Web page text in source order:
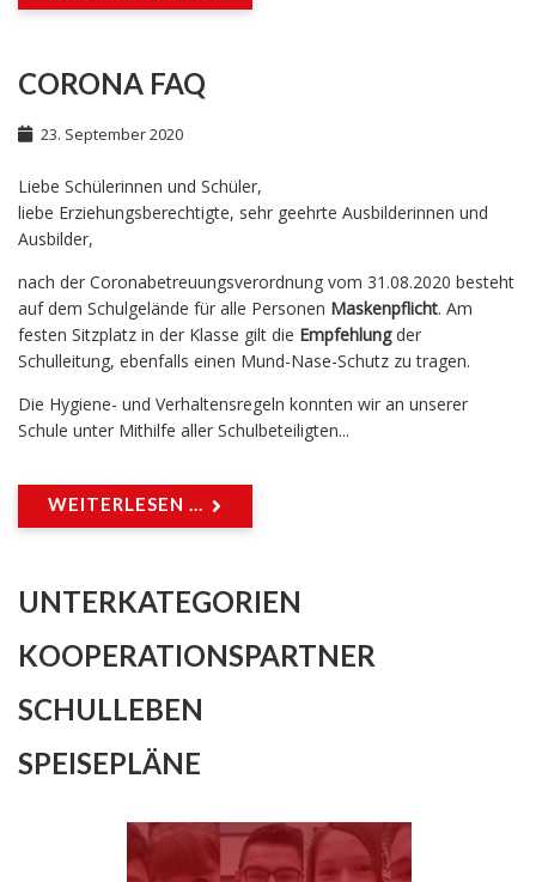
CORONA FAQ
23. September 2020
Liebe Schülerinnen und Schüler,
liebe Erziehungsberechtigte, sehr geehrte Ausbilderinnen und
Ausbilder,
nach der Coronabetreuungsverordnung vom 31.08.2020 besteht
auf dem Schulgelände für alle Personen Maskenpflicht. Am
festen Sitzplatz in der Klasse gilt die Empfehlungder
Schulleitung, ebenfalls einen Mund-Nase-Schutz zu tragen.
Die Hygiene- und Verhaltensregeln konnten wir an unserer
Schule unter Mithilfe aller Schulbeteiligten...
WEITERLESEN ...
UNTERKATEGORIEN
KOOPERATIONSPARTNER
SCHULLEBEN
SPEISEPLÄNE